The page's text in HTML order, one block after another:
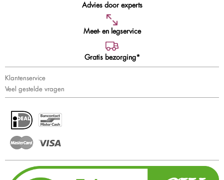
Advies door experts
Meet- en legservice
Gratis bezorging*
Klantenservice
Veel gestelde vragen